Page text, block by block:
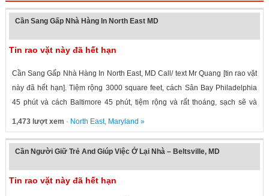
Cần Sang Gấp Nhà Hàng In North East MD
Tin rao vặt này đã hết hạn
Cần Sang Gấp Nhà Hàng In North East, MD Call/ text Mr Quang [tin rao vặt
này đã hết hạn]. Tiệm rộng 3000 square feet, cách Sân Bay Philadelphia
45 phút và cách Baltimore 45 phút, tiệm rộng và rất thoáng, sạch sẽ và
sang...
1,473 lượt xem · North East, Maryland »
Cần Người Giữ Trẻ And Giúp Việc Ở Lại Nhà – Beltsville, MD
Tin rao vặt này đã hết hạn